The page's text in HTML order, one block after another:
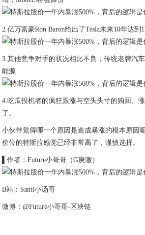
2.亿万富豪Ron Baron给出了Tesla未来10年达到
3.其他竞争对手的状况相比不良，传统老牌汽
能源
4.吃瓜投机者的疯狂跟涨与空头头寸的购回。
了。
小伙伴觉得哪一个原因是造成暴涨的根本原因
价位的特斯拉感觉已经非常高了，谨慎选择。
▌作者：Future小哥哥（G庚澈）
B站：Santi小汤哥
微博：@Future小哥哥-区块链